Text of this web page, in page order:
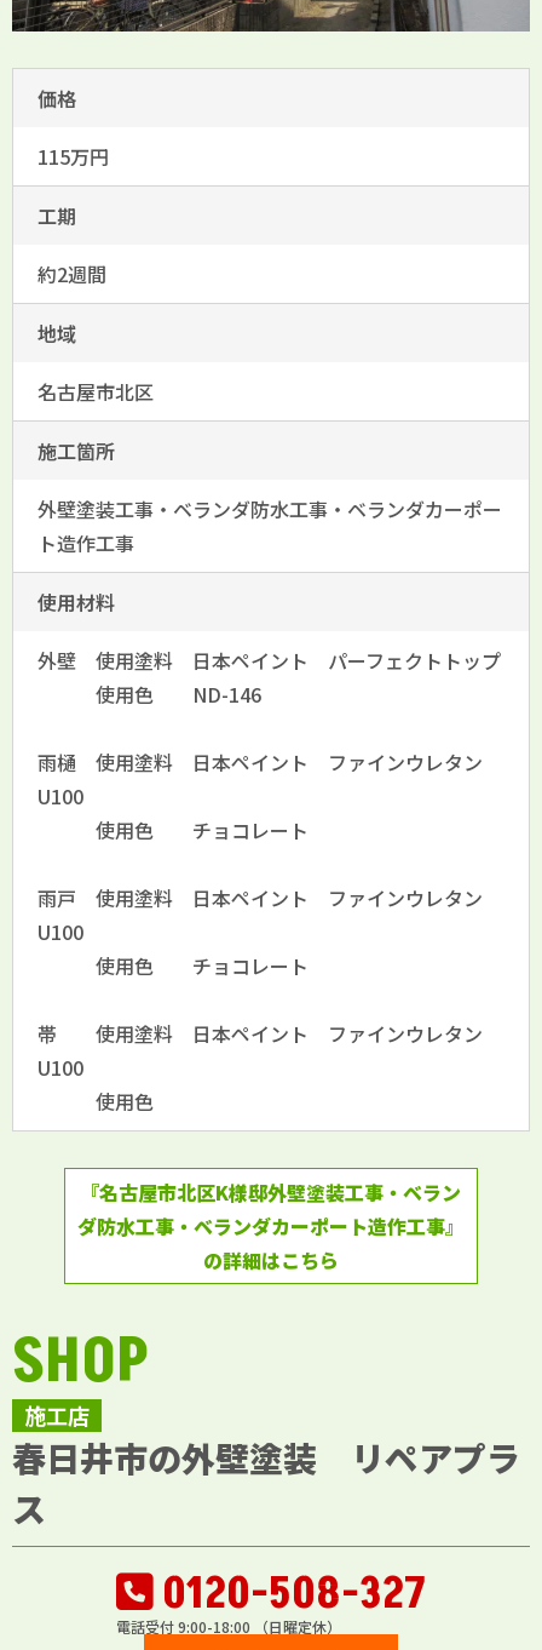
価格
115万円
工期
約2週間
地域
名古屋市北区
施工箇所
外壁塗装工事・ベランダ防水工事・ベランダカーポー
ト造作工事
使用材料
外壁 使用塗料 日本ペイント パーフェクトトップ
使用色 ND-146
雨樋 使用塗料 日本ペイント ファインウレタン
U100
使用色 チョコレート
雨戸 使用塗料 日本ペイント ファインウレタン
U100
使用色 チョコレート
帯 使用塗料 日本ペイント ファインウレタン
U100
使用色
『名古屋市北区K様邸外壁塗装工事・ベラン
ダ防水工事・ベランダカーポート造作工事』
の詳細はこちら
施工店
SHOP
春日井市の外壁塗装 リペアプラ
ス
0120-508-327
電話受付 9:00-18:00 （日曜定休）